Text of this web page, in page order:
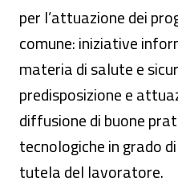
per l’attuazione dei
comune: iniziative
materia di salute e
predisposizione e
diffusione di buone
tecnologiche in grado
tutela del lavoratore.